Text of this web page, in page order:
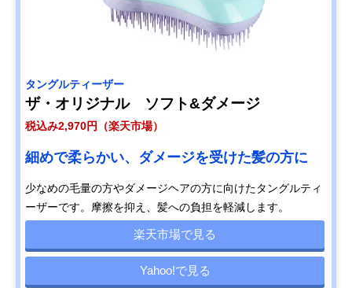
タングルティーザー
ザ・オリジナル ソフト&ダメージ
税込み2,970円（楽天市場）
細めで柔らかい、ダメージを受けた髪の方に
少なめの毛量の方やダメージヘアの方に向けたタングルティ
ーザーです。摩擦を抑え、髪への負担を軽減します。
楽天市場で見る
Yahoo!で見る